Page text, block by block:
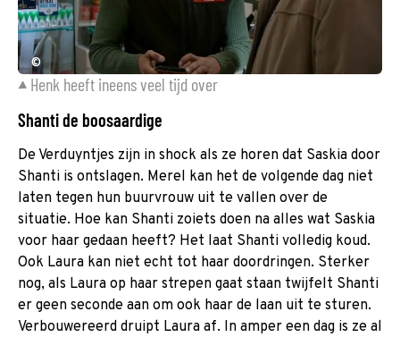
©
Henk heeft ineens veel tijd over
Shanti de boosaardige
De Verduyntjes zijn in shock als ze horen dat Saskia door
Shanti is ontslagen. Merel kan het de volgende dag niet
laten tegen hun buurvrouw uit te vallen over de
situatie. Hoe kan Shanti zoiets doen na alles wat Saskia
voor haar gedaan heeft? Het laat Shanti volledig koud.
Ook Laura kan niet echt tot haar doordringen. Sterker
nog, als Laura op haar strepen gaat staan twijfelt Shanti
er geen seconde aan om ook haar de laan uit te sturen.
Verbouwereerd druipt Laura af. In amper een dag is ze al